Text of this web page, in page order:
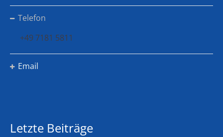
Telefon
+49 7181 5811
Email
Letzte Beiträge